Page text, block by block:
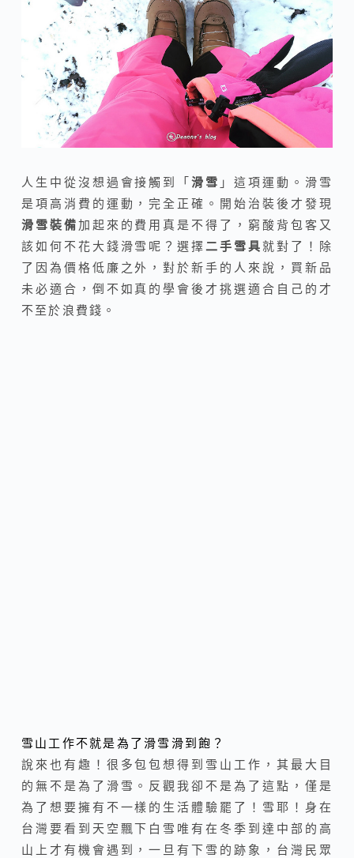
人生中從沒想過會接觸到「滑雪 」這項運動。滑雪
是項高消費的運動，完全正確。開始治裝後才發現
滑雪裝備加起來的費用真是不得了，窮酸背包客又
該如何不花大錢滑雪呢？選擇二手雪具就對了！除
了因為價格低廉之外，對於新手的人來說，買新品
未必適合，倒不如真的學會後才挑選適合自己的才
不至於浪費錢。
雪山工作不就是為了滑雪滑到飽？
說來也有趣！很多包包想得到雪山工作，其最大目
的無不是為了滑雪。反觀我卻不是為了這點，僅是
為了想要擁有不一樣的生活體驗罷了！雪耶！身在
台灣要看到天空飄下白雪唯有在冬季到達中部的高
山上才有機會遇到，一旦有下雪的跡象，台灣民眾